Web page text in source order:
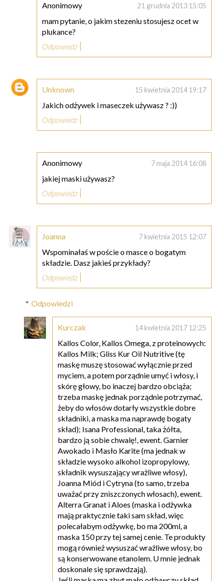
Anonimowy 21 grudnia 2013 15:05
mam pytanie, o jakim stezeniu stosujesz ocet w
plukance?
Odpowiedz
Unknown 15 kwietnia 2014 19:17
Jakich odżywek i maseczek używasz ? :))
Odpowiedz
Anonimowy 7 maja 2014 16:08
jakiej maski używasz?
Odpowiedz
Joanna 7 kwietnia 2015 12:07
Wspominałaś w poście o masce o bogatym
składzie. Dasz jakieś przykłady?
Odpowiedz
Odpowiedzi
Kurczak 14 kwietnia 2017 12:25
Kallos Color, Kallos Omega, z proteinowych:
Kallos Milk; Gliss Kur Oil Nutritive (tę
maskę muszę stosować wyłącznie przed
myciem, a potem porządnie umyć i włosy, i
skórę głowy, bo inaczej bardzo obciąża;
trzeba maskę jednak porządnie potrzymać,
żeby do włosów dotarły wszystkie dobre
składniki, a maska ma naprawdę bogaty
skład); Isana Professional, taka żółta,
bardzo ją sobie chwalę!, ewent. Garnier
Awokado i Masło Karite (ma jednak w
składzie wysoko alkohol izopropylowy,
składnik wysuszający wrażliwe włosy),
Joanna Miód i Cytryna (to samo, trzeba
uważać przy zniszczonych włosach), ewent.
Alterra Granat i Aloes (maska i odżywka
mają praktycznie taki sam skład, więc
polecałabym odżywkę, bo ma 200ml, a
maska 150 przy tej samej cenie. Te produkty
mogą również wysuszać wrażliwe włosy, bo
są konserwowane etanolem. U mnie jednak
doskonale się sprawdzają).